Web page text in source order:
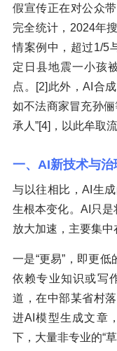
假宣传正在对公众
完全统计，2024年
情案例中，超过1/5
定日县地震一小孩
点。[2]此外，AI合
如不法商家冒充孙
承人”[4]，以此牟取
一、AI新技术与治
与以往相比，AI生
生根本变化。AI只是
放大加速，主要集中
一是“更易”，即更
依赖专业知识或写
道，在中部某省村
进AI模型生成文章
下，大量非专业的“